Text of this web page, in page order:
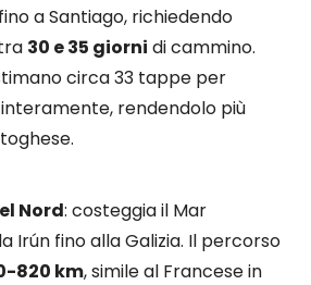
a Santiago, richiedendo
30 e 35 giorni di cammino.
circa 33 tappe per
rendendolo più
Nord: costeggia il Mar
Irún fino alla Galizia. Il percorso
820 km, simile al Francese in